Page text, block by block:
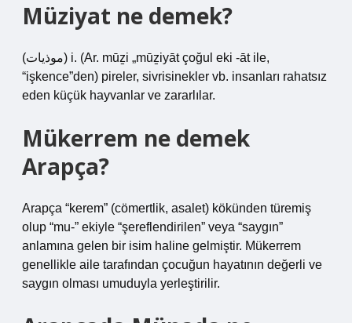
Müziyat ne demek?
(ﻣﻮﺫﻳﺎﺕ) i. (Ar. mūẕі „mūẕiyāt çoğul eki -āt ile,
“işkence”den) pireler, sivrisinekler vb. insanları rahatsız
eden küçük hayvanlar ve zararlılar.
Mükerrem ne demek
Arapça?
Arapça “kerem” (cömertlik, asalet) kökünden türemiş
olup “mu-” ekiyle “şereflendirilen” veya “saygın”
anlamına gelen bir isim haline gelmiştir. Mükerrem
genellikle aile tarafından çocuğun hayatının değerli ve
saygın olması umuduyla yerleştirilir.